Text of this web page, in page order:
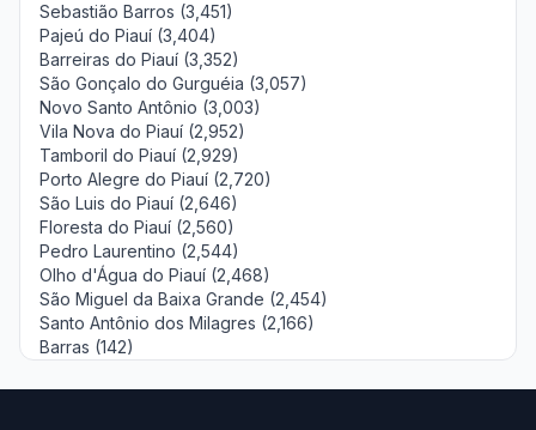
Sebastião Barros (3,451)
Pajeú do Piauí (3,404)
Barreiras do Piauí (3,352)
São Gonçalo do Gurguéia (3,057)
Novo Santo Antônio (3,003)
Vila Nova do Piauí (2,952)
Tamboril do Piauí (2,929)
Porto Alegre do Piauí (2,720)
São Luis do Piauí (2,646)
Floresta do Piauí (2,560)
Pedro Laurentino (2,544)
Olho d'Água do Piauí (2,468)
São Miguel da Baixa Grande (2,454)
Santo Antônio dos Milagres (2,166)
Barras (142)